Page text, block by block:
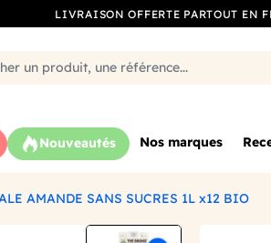
LIVRAISON OFFERTE PARTOUT EN
Nouveautés Nos marques
AMANDE SANS SUCRES 1L x12 BIO